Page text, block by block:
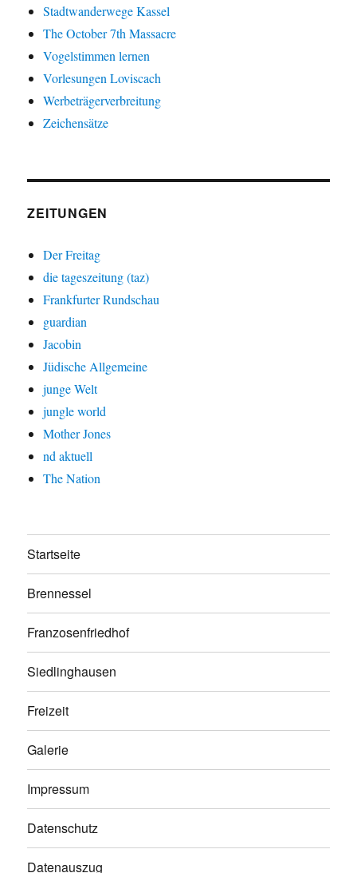
Stadtwanderwege Kassel
The October 7th Massacre
Vogelstimmen lernen
Vorlesungen Loviscach
Werbeträgerverbreitung
Zeichensätze
ZEITUNGEN
Der Freitag
die tageszeitung (taz)
Frankfurter Rundschau
guardian
Jacobin
Jüdische Allgemeine
junge Welt
jungle world
Mother Jones
nd aktuell
The Nation
Startseite
Brennessel
Franzosenfriedhof
Siedlinghausen
Freizeit
Galerie
Impressum
Datenschutz
Datenauszug